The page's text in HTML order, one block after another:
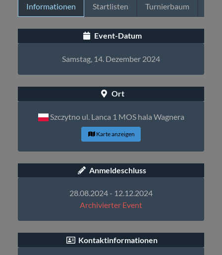
Informationen Startlisten Turnierbaum
Event-Datum
Samstag, 14. Dezember 2024
Ort
Szczytno ul. Lanca 1 MOS hala Wagnera
Karte anzeigen
Anmeldeschluss
28.08.2024 - 12.12.2024
Archivierter Event
Kontaktinformationen